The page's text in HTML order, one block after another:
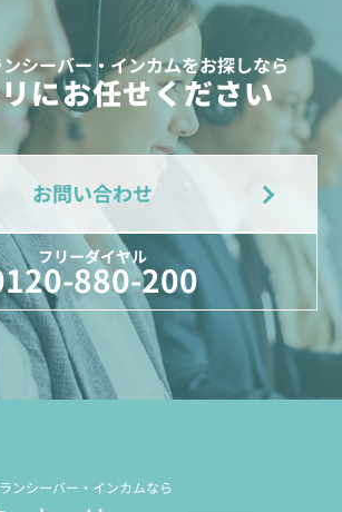
シーバー・インカムをお探しなら
にお任せください
お問い合わせ
フリーダイヤル
880-200
ンシーバー・インカムなら